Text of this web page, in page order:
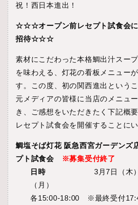
祝！西日本進出！
☆☆☆オープン前レセプト試食会に
招待☆☆☆
素材にこだわった本格鯛出汁スー
を味わえる、灯花の看板メニュー
す。この度、初の関西進出という
元メディアの皆様に当店のメニュ
き、ご感想をいただきたく下記概
レセプト試食会を開催することに
鯛塩そば灯花 阪急西宮ガーデンズ
プト試食会
※募集受付終了
日時 3月7日（木
（月）
各15:00-18:00 ※最終受付